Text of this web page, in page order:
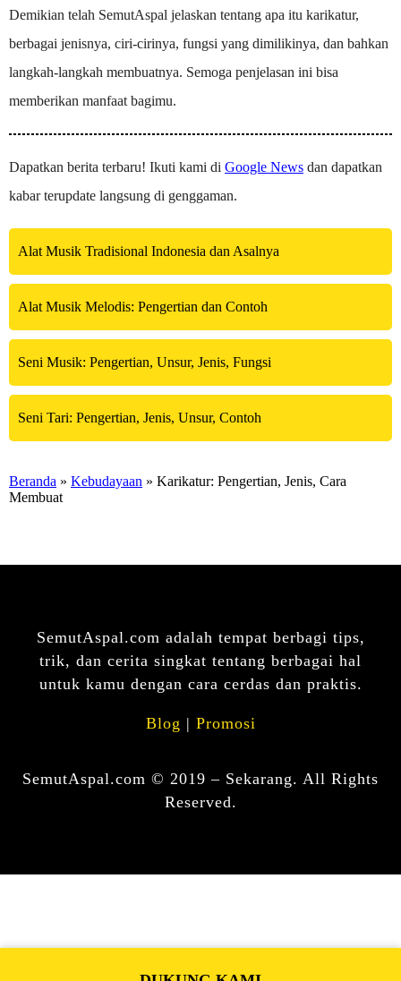
Demikian telah SemutAspal jelaskan tentang apa itu karikatur,
berbagai jenisnya, ciri-cirinya, fungsi yang dimilikinya, dan bahkan
langkah-langkah membuatnya. Semoga penjelasan ini bisa
memberikan manfaat bagimu.
Dapatkan berita terbaru! Ikuti kami di Google News dan dapatkan
kabar terupdate langsung di genggaman.
Alat Musik Tradisional Indonesia dan Asalnya
Alat Musik Melodis: Pengertian dan Contoh
Seni Musik: Pengertian, Unsur, Jenis, Fungsi
Seni Tari: Pengertian, Jenis, Unsur, Contoh
Beranda » Kebudayaan » Karikatur: Pengertian, Jenis, Cara
Membuat
SemutAspal.com adalah tempat berbagi tips,
trik, dan cerita singkat tentang berbagai hal
untuk kamu dengan cara cerdas dan praktis.
Blog | Promosi
SemutAspal.com © 2019 – Sekarang. All Rights
Reserved.